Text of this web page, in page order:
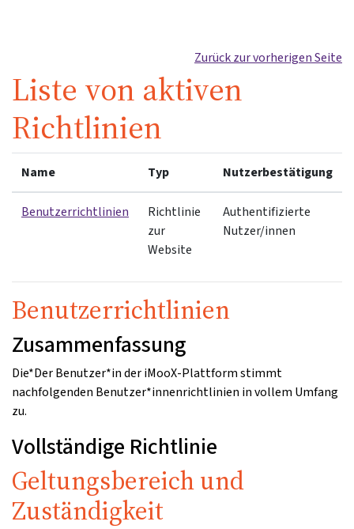
Zurück zur vorherigen Seite
Liste von aktiven
Richtlinien
Name Typ Nutzerbestätigung
Benutzerrichtlinien
Richtlinie
zur
Website
Authentifizierte
Nutzer/innen
Benutzerrichtlinien
Zusammenfassung
Die*Der Benutzer*in der iMooX-Plattform stimmt
nachfolgenden Benutzer*innenrichtlinien in vollem Umfang
zu.
Vollständige Richtlinie
Geltungsbereich und
Zuständigkeit